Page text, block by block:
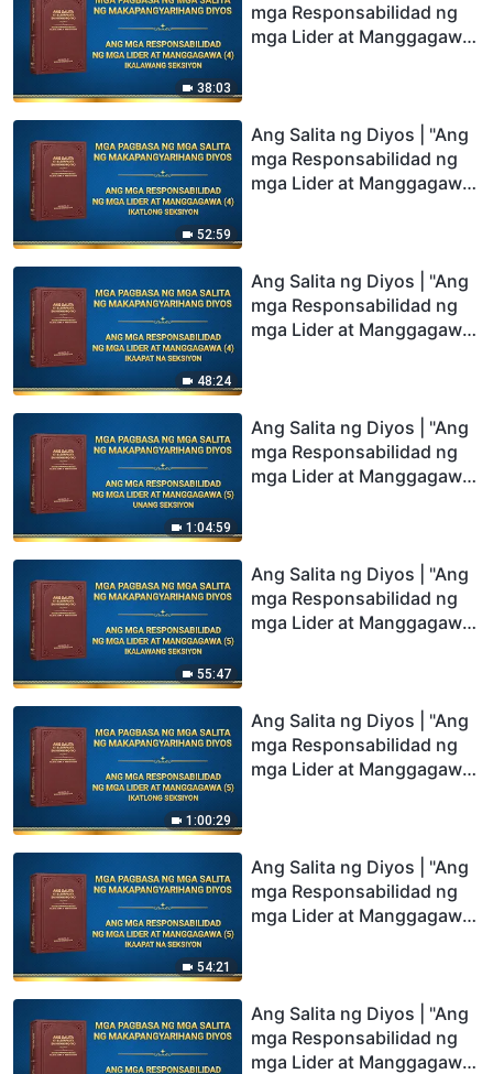
38:03
mga Responsabilidad ng
mga Lider at Manggagawa
52:59
Ang Salita ng Diyos | "Ang
mga Responsabilidad ng
mga Lider at Manggagawa
48:24
Ang Salita ng Diyos | "Ang
mga Responsabilidad ng
mga Lider at Manggagawa
1:04:59
Ang Salita ng Diyos | "Ang
mga Responsabilidad ng
mga Lider at Manggagawa
55:47
Ang Salita ng Diyos | "Ang
mga Responsabilidad ng
mga Lider at Manggagawa
1:00:29
Ang Salita ng Diyos | "Ang
mga Responsabilidad ng
mga Lider at Manggagawa
54:21
Ang Salita ng Diyos | "Ang
mga Responsabilidad ng
mga Lider at Manggagawa
Ang Salita ng Diyos | "Ang
mga Responsabilidad ng
mga Lider at Manggagawa